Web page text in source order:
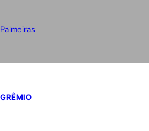
Palmeiras
GRÊMIO